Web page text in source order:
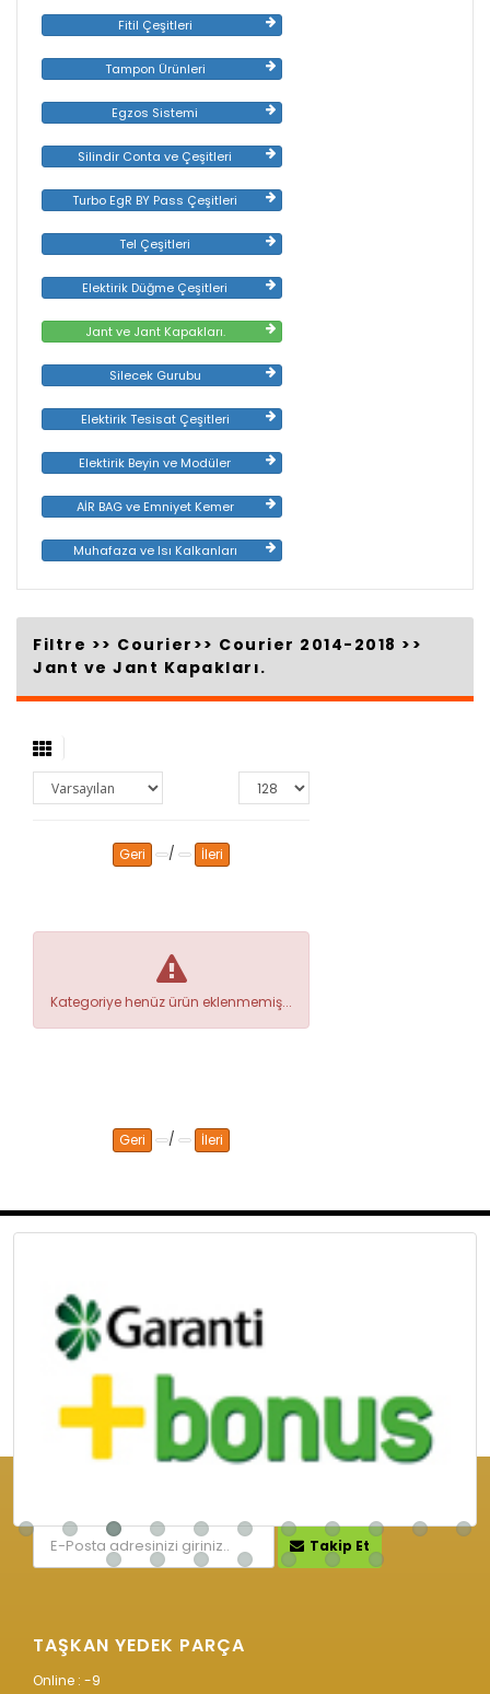
Fitil Çeşitleri
Tampon Ürünleri
Egzos Sistemi
Silindir Conta ve Çeşitleri
Turbo EgR BY Pass Çeşitleri
Tel Çeşitleri
Elektirik Düğme Çeşitleri
Jant ve Jant Kapakları.
Silecek Gurubu
Elektirik Tesisat Çeşitleri
Elektirik Beyin ve Modüler
AİR BAG ve Emniyet Kemer
Muhafaza ve Isı Kalkanları
Filtre >> Courier >> Courier 2014-2018 >>
Jant ve Jant Kapakları.
Geri / İleri
Kategoriye henüz ürün eklenmemiş...
Geri / İleri
Takip Et
TAŞKAN YEDEK PARÇA
Online : -9